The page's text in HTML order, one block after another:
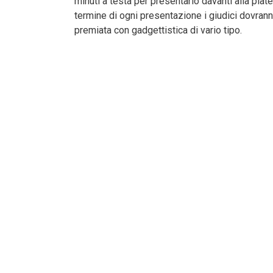
termine di ogni presentazione i giudici
premiata con gadgettistica di vario tipo.